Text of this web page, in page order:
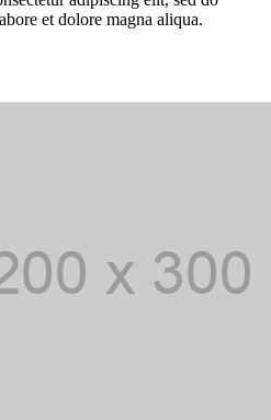
et dolore magna aliqua.